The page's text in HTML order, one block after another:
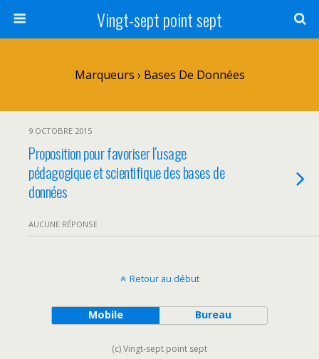
Vingt-sept point sept
Marqueurs › Bases De Données
9 OCTOBRE 2015
Proposition pour favoriser l’usage
pédagogique et scientifique des bases de
données
AUCUNE RÉPONSE
Retour au début
Mobile Bureau
(c) Vingt-sept point sept